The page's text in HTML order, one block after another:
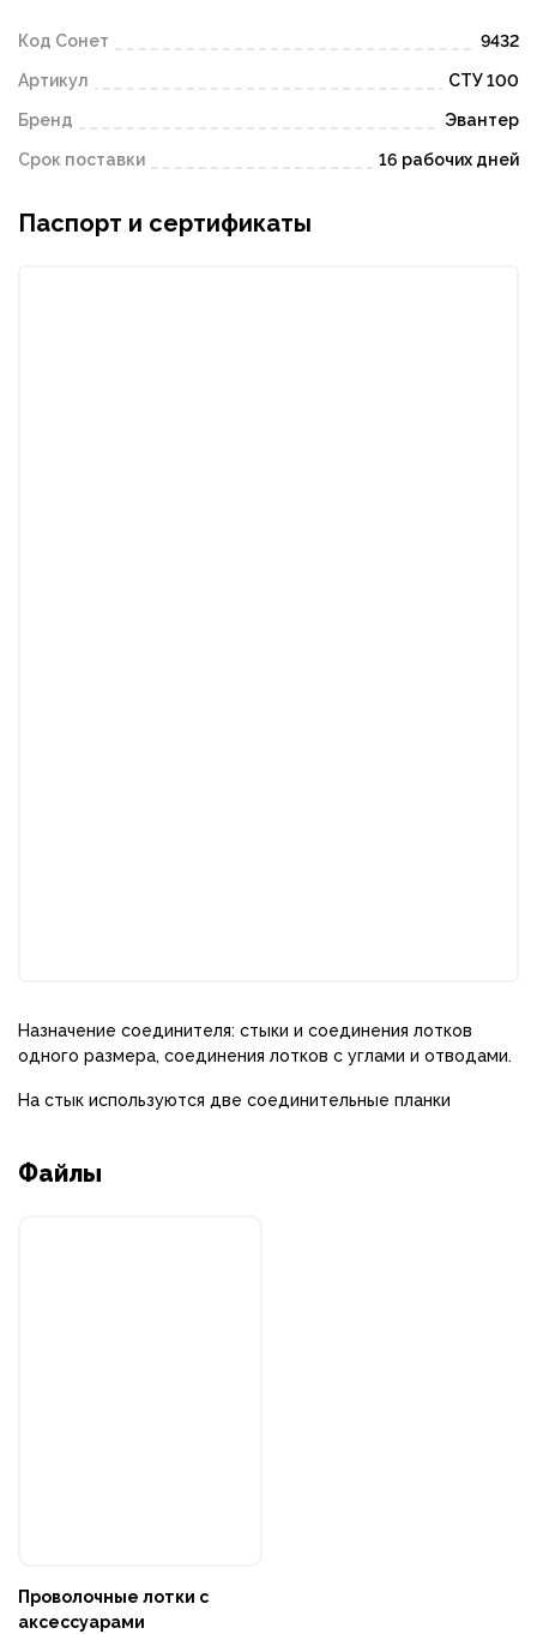
Код Сонет 9432
Артикул СТУ 100
Бренд Эвантер
Срок поставки 16 рабочих дней
Паспорт и сертификаты
Назначение соединителя: стыки и соединения лотков
одного размера, соединения лотков с углами и отводами.
На стык используются две соединительные планки
Файлы
Проволочные лотки с
аксессуарами